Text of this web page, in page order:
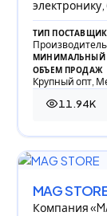
ТИП
МИНИМАЛЬНЫЙ
ОБЪЕМ ПРОДАЖ
Крупный опт,
11.94K
11 944
MAG
Компания